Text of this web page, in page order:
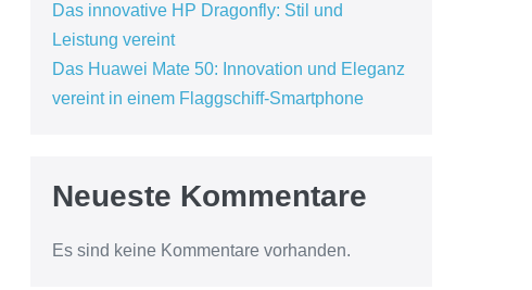
Das innovative HP Dragonfly: Stil und
Leistung vereint
Das Huawei Mate 50: Innovation und Eleganz
vereint in einem Flaggschiff-Smartphone
Neueste Kommentare
Es sind keine Kommentare vorhanden.